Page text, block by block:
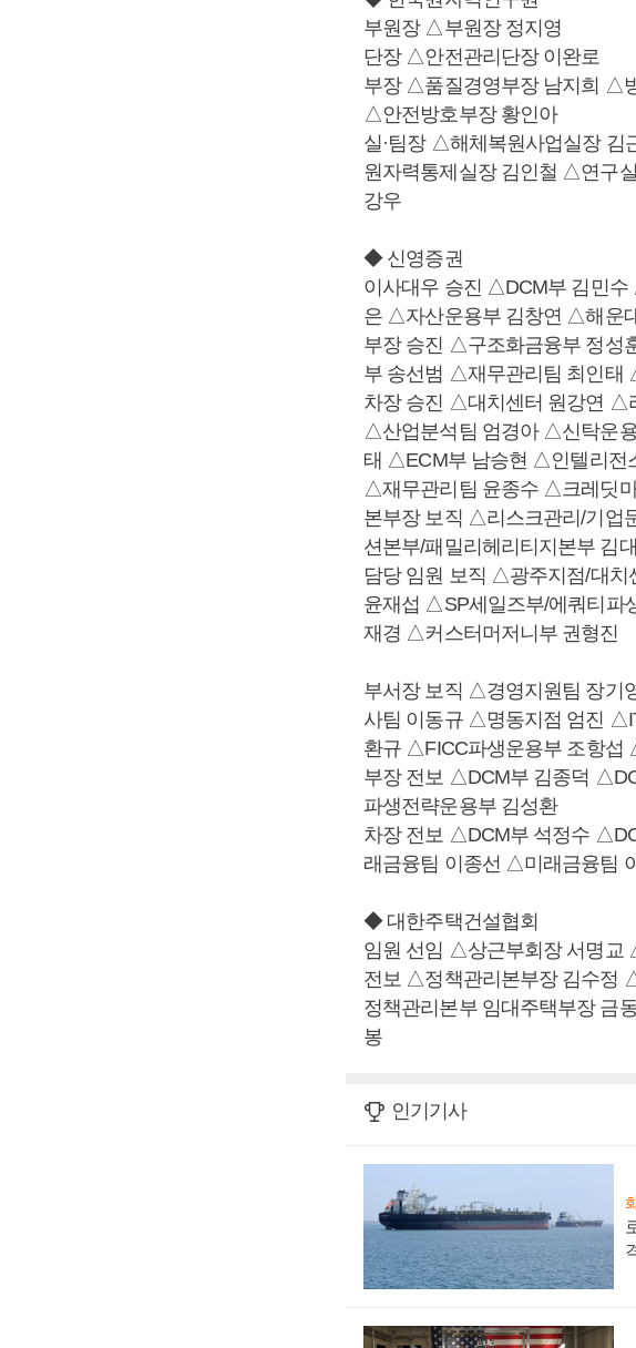
부원장 △부원장 정지영
단장 △안전관리단장 이완로
부장 △품질경영부장 남지희 △
△안전방호부장 황인아
실·팀장 △해체복원사업실장
원자력통제실장 김인철 △연구
강우
◆ 신영증권
이사대우 승진 △DCM부 김민
은 △자산운용부 김창연 △해운
부장 승진 △구조화금융부 정
부 송선범 △재무관리팀 최인태
차장 승진 △대치센터 원강연 △
△산업분석팀 엄경아 △신탁운
태 △ECM부 남승현 △인텔리전
△재무관리팀 윤종수 △크레딧
본부장 보직 △리스크관리/기업
션본부/패밀리헤리티지본부 김
담당 임원 보직 △광주지점/대
윤재섭 △SP세일즈부/에쿼티파
재경 △커스터머저니부 권형진
부서장 보직 △경영지원팀 장
사팀 이동규 △명동지점 엄진
환규 △FICC파생운용부 조항섭
부장 전보 △DCM부 김종덕
파생전략운용부 김성환
차장 전보 △DCM부 석정수
래금융팀 이종선 △미래금융팀
◆ 대한주택건설협회
임원 선임 △상근부회장 서명교
전보 △정책관리본부장 김수정
정책관리본부 임대주택부장 금
봉
인기기사